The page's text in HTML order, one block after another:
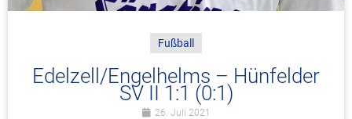
Fußball
Edelzell/Engelhelms – Hünfelder
SV II 1:1 (0:1)
26. Juli 2021